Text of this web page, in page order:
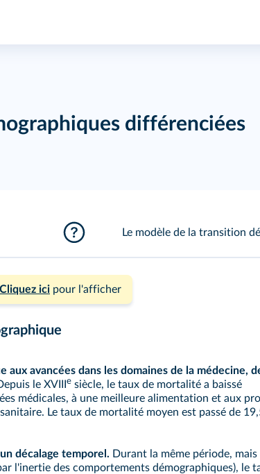
différenciées
Le modèle de la transition
Cliquez ici pour l'afficher
aux avancées dans les domaines de la médecine,
le XVIII e siècle, le taux de mortalité a baissé
médicales, à une meilleure alimentation et aux
Le taux de mortalité moyen est passé de
décalage temporel. Durant la même période, mais
l'inertie des comportements démographiques), le